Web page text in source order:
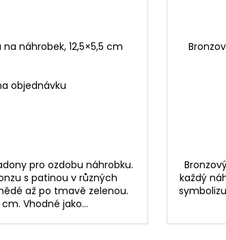
náhrobek, 12,5×5,5 cm
objednávku
pro ozdobu náhrobku.
s patinou v různých
až po tmavě zelenou.
cm. Vhodné jako...
každý